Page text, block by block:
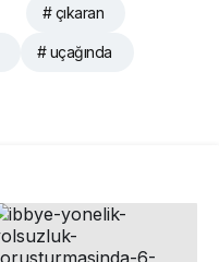
# çıkaran
# uçağında